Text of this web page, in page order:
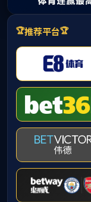
下载中心
重点平台
科研成果
特种科研
学术交流